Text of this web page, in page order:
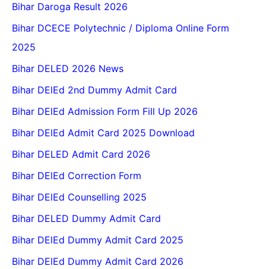
Bihar Daroga Result 2026
Bihar DCECE Polytechnic / Diploma Online Form
2025
Bihar DELED 2026 News
Bihar DElEd 2nd Dummy Admit Card
Bihar DElEd Admission Form Fill Up 2026
Bihar DElEd Admit Card 2025 Download
Bihar DELED Admit Card 2026
Bihar DElEd Correction Form
Bihar DElEd Counselling 2025
Bihar DELED Dummy Admit Card
Bihar DElEd Dummy Admit Card 2025
Bihar DElEd Dummy Admit Card 2026